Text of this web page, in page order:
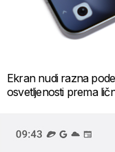
Ekran nudi razna
osvetljenosti prema